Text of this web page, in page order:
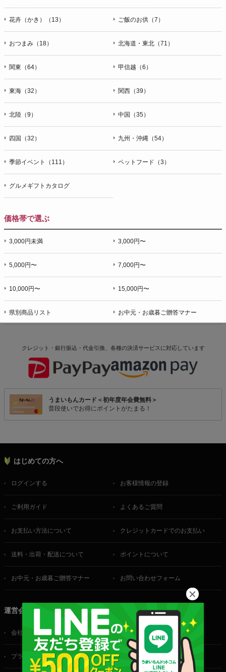
花卉（かき）（13） ご飯のお供（7）
おつまみ（18） 北海道・東北（71）
関東（64） 甲信越（6）
東海（32） 関西（39）
北陸（9） 中国（35）
四国（32） 九州・沖縄（54）
季節イベント（111） ペットフード（3）
グルメギフトカタログ
価格帯で選ぶ
3,000円未満 3,000円〜
5,000円〜 7,000円〜
10,000円〜 15,000円〜
県別商品リスト お中元・お歳暮ご贈答マナー
クレジット・銀行振込・代金引換、各種の決済サービスに対応しています
うまいもんカード＜初年度年会費無料＞
普段使いでお得にポイントがたまる！
はじめての方へ
ログインする お客様情報の登録
ご利用ガイド よくあるご質問
お支払い方法について クレジットカードでのお支払い
送料・出荷・配送について ポイントについて
お中元・お歳暮ご贈答マナー お問い合わせフォーム
運営会社
会社概要 ご利用規約
プライバシーポリシー 特定商取引法に基づく表記